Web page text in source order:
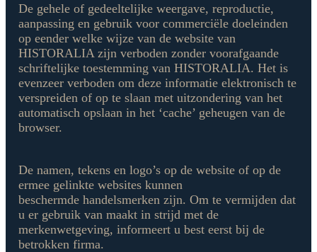
De gehele of gedeeltelijke weergave, reproductie,
aanpassing en gebruik voor commerciële doeleinden
op eender welke wijze van de website van
HISTORALIA zijn verboden zonder voorafgaande
schriftelijke toestemming van HISTORALIA. Het is
evenzeer verboden om deze informatie elektronisch te
verspreiden of op te slaan met uitzondering van het
automatisch opslaan in het ‘cache’ geheugen van de
browser.
De namen, tekens en logo’s op de website of op de
ermee gelinkte websites kunnen
beschermde handelsmerken zijn. Om te vermijden dat
u er gebruik van maakt in strijd met de
merkenwetgeving, informeert u best eerst bij de
betrokken firma.